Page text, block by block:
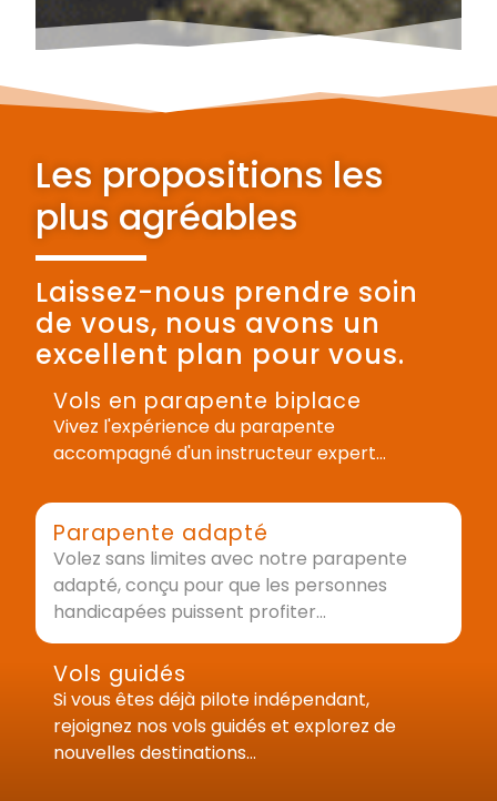
Les propositions les
plus agréables
Laissez-nous prendre soin
de vous, nous avons un
excellent plan pour vous.
Vols en parapente biplace
Vivez l'expérience du parapente
accompagné d'un instructeur expert...
Parapente adapté
Volez sans limites avec notre parapente
adapté, conçu pour que les personnes
handicapées puissent profiter...
Vols guidés
Si vous êtes déjà pilote indépendant,
rejoignez nos vols guidés et explorez de
nouvelles destinations...